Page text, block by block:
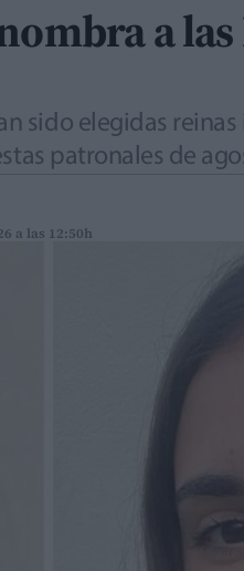
a
sido elegidas
patronales de
a las 12:50h